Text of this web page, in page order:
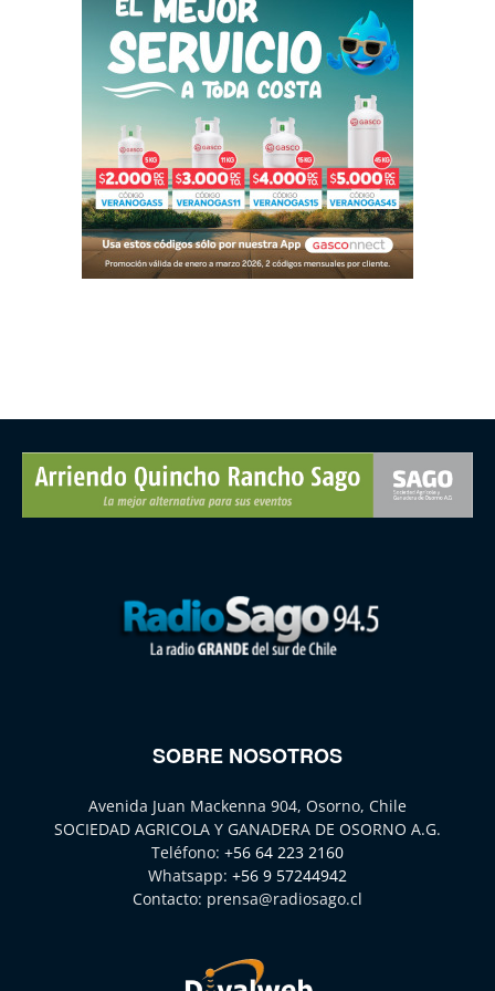
SOBRE NOSOTROS
Avenida Juan Mackenna 904, Osorno, Chile
SOCIEDAD AGRICOLA Y GANADERA DE OSORNO A.G.
Teléfono: +56 64 223 2160
Whatsapp: +56 9 57244942
Contacto: prensa@radiosago.cl